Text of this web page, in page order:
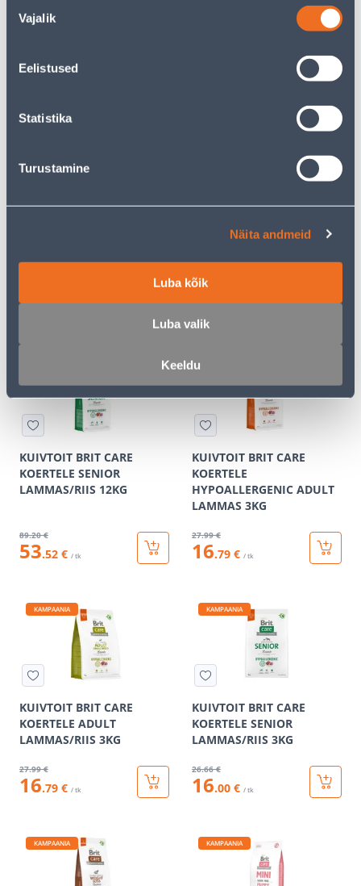
valik
Vajalik
Eelistused
Statistika
Turustamine
Näita andmeid
Luba kõik
Luba valik
Keeldu
KUIVTOIT BRIT CARE MINI
15.19 € / tk
KUIVTOIT BRIT CARE
LAMMAS/RIIS 1KG
11.59 €
6.95 € / tk
KUIVTOIT BRIT CARE
KOERTELE SENIOR
LAMMAS/RIIS 12KG
89.20 €
53.52 € / tk
KUIVTOIT BRIT CARE
KOERTELE
HYPOALLERGENIC ADULT
LAMMAS 3KG
27.99 €
16.79 € / tk
KAMPAANIA
KUIVTOIT BRIT CARE
KOERTELE ADULT
LAMMAS/RIIS 3KG
27.99 €
16.79 € / tk
KAMPAANIA
KUIVTOIT BRIT CARE
KOERTELE SENIOR
LAMMAS/RIIS 3KG
26.66 €
16.00 € / tk
KAMPAANIA KAMPAANIA